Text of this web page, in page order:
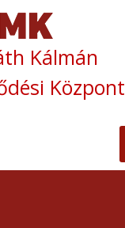
Kálmán
Központ